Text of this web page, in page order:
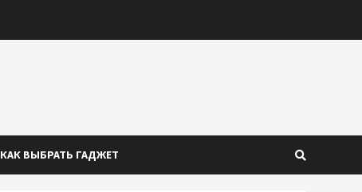
КАК ВЫБРАТЬ ГАДЖЕТ